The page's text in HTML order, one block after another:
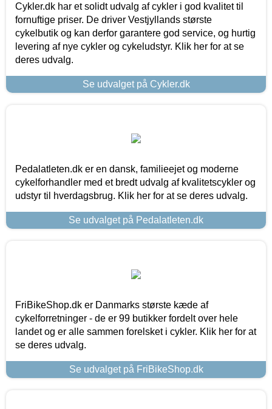
Cykler.dk har et solidt udvalg af cykler i god kvalitet til
fornuftige priser. De driver Vestjyllands største
cykelbutik og kan derfor garantere god service, og hurtig
levering af nye cykler og cykeludstyr. Klik her for at se
deres udvalg.
Se udvalget på Cykler.dk
Pedalatleten.dk er en dansk, familieejet og moderne
cykelforhandler med et bredt udvalg af kvalitetscykler og
udstyr til hverdagsbrug. Klik her for at se deres udvalg.
Se udvalget på Pedalatleten.dk
FriBikeShop.dk er Danmarks største kæde af
cykelforretninger - de er 99 butikker fordelt over hele
landet og er alle sammen forelsket i cykler. Klik her for at
se deres udvalg.
Se udvalget på FriBikeShop.dk